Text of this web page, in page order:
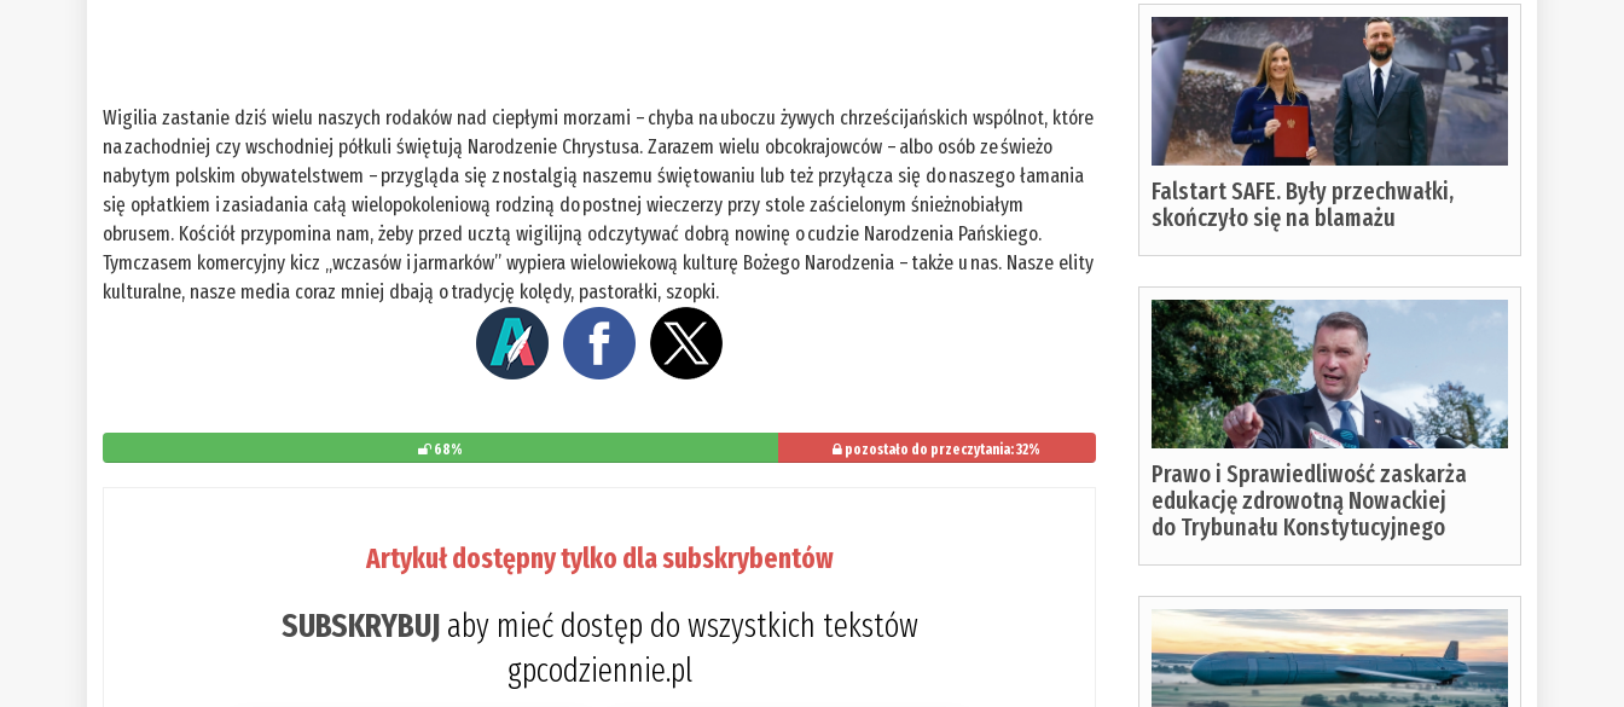
Wigilia zastanie dziś wielu naszych rodaków nad ciepłymi morzami – chyba na uboczu żywych chrześcijańskich wspólnot, które
na zachodniej czy wschodniej półkuli świętują Narodzenie Chrystusa. Zarazem wielu obcokrajowców – albo osób ze świeżo
nabytym polskim obywatelstwem – przygląda się z nostalgią naszemu świętowaniu lub też przyłącza się do naszego łamania
się opłatkiem i zasiadania całą wielopokoleniową rodziną do postnej wieczerzy przy stole zaścielonym śnieżnobiałym
obrusem. Kościół przypomina nam, żeby przed ucztą wigilijną odczytywać dobrą nowinę o cudzie Narodzenia Pańskiego.
Tymczasem komercyjny kicz „wczasów i jarmarków” wypiera wielowiekową kulturę Bożego Narodzenia – także u nas. Nasze elity
kulturalne, nasze media coraz mniej dbają o tradycję kolędy, pastorałki, szopki.
68% pozostało do przeczytania: 32%
Artykuł dostępny tylko dla subskrybentów
SUBSKRYBUJaby mieć dostęp do wszystkich tekstów
gpcodziennie.pl
Falstart SAFE. Były przechwałki,
skończyło się na blamażu
Prawo i Sprawiedliwość zaskarża
edukację zdrowotną Nowackiej
do Trybunału Konstytucyjnego